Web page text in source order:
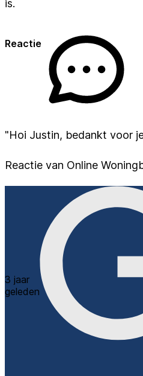
is.
Reactie
"Hoi Justin, bedankt voor
Reactie van Online
3 jaar
geleden